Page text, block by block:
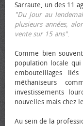
Sarraute, un des 11
"Du jour au
plusieurs années,
vente sur 15 ans".
Comme bien
population locale
embouteillages
méthaniseurs
investissements
nouvelles mais chez
Au sein de la